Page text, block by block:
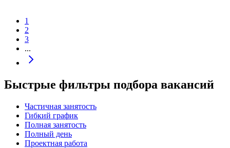
1
2
3
...
Быстрые фильтры подбора вакансий
Частичная занятость
Гибкий график
Полная занятость
Полный день
Проектная работа